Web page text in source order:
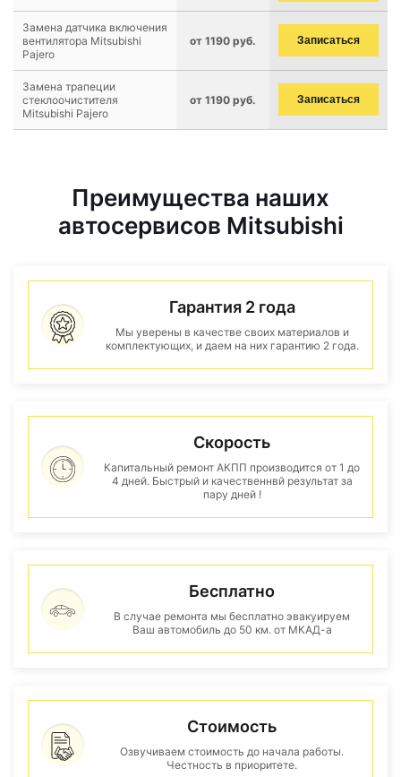
Замена датчика включения
вентилятора Mitsubishi
Pajero
от 1190 руб. Записаться
Замена трапеции
стеклоочистителя
Mitsubishi Pajero
от 1190 руб. Записаться
Преимущества наших
автосервисов Mitsubishi
Гарантия 2 года
Мы уверены в качестве своих материалов и
комплектующих, и даем на них гарантию 2 года.
Скорость
Капитальный ремонт АКПП производится от 1 до
4 дней. Быстрый и качественнвй результат за
пару дней !
Бесплатно
В случае ремонта мы бесплатно эвакуируем
Ваш автомобиль до 50 км. от МКАД-а
Стоимость
Озвучиваем стоимость до начала работы.
Честность в приоритете.